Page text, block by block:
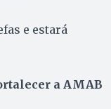
e estará
a AMAB